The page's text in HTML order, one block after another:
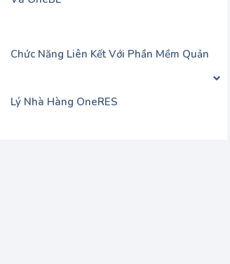
Chức Năng Liên Kết Với Phần Mềm Quản
Lý Nhà Hàng OneRES